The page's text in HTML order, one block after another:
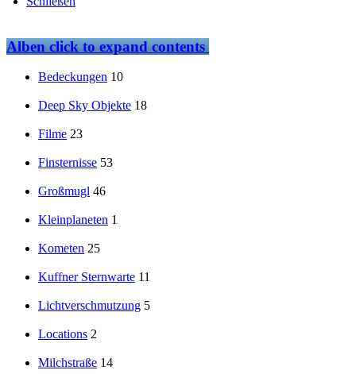
Albenclick to expand contents
Bedeckungen 10
Deep Sky Objekte 18
Filme 23
Finsternisse 53
Großmugl 46
Kleinplaneten 1
Kometen 25
Kuffner Sternwarte 11
Lichtverschmutzung 5
Locations 2
Milchstraße 14